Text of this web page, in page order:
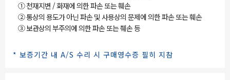
① 천재지변 / 화재에 의한 파손 또는 훼손
② 통상의 용도가 아닌 파손 및 사용상의 문제에 의한 파손 또는 훼손
③ 보관상의 부주의에 의한 파손 또는 췌손 등
* 보증기간 내 A/S 수리 시 구매영수증 필히 지참